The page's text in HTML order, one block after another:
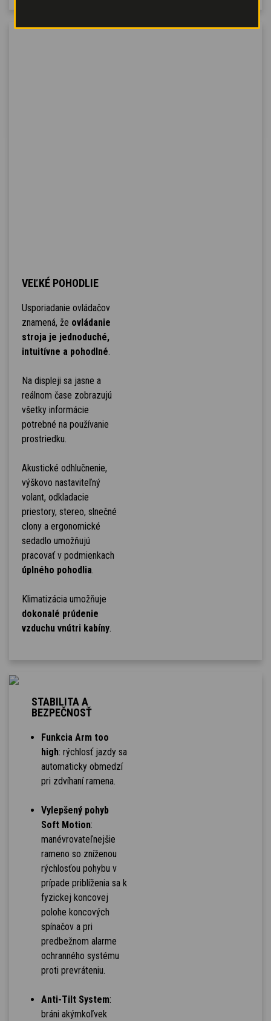
VEĽKÉ POHODLIE
Usporiadanie ovládačov
znamená, že ovládanie
stroja je jednoduché,
intuitívne a pohodlné.
Na displeji sa jasne a
reálnom čase zobrazujú
všetky informácie
potrebné na používanie
prostriedku.
Akustické odhlučnenie,
výškovo nastaviteľný
volant, odkladacie
priestory, stereo, slnečné
clony a ergonomické
sedadlo umožňujú
pracovať v podmienkach
úplného pohodlia.
Klimatizácia umožňuje
dokonalé prúdenie
vzduchu vnútri kabíny.
STABILITA A
BEZPEČNOSŤ
Funkcia Arm too
high: rýchlosť jazdy sa
automaticky obmedzí
pri zdvíhaní ramena.
Vylepšený pohyb
Soft Motion:
manévrovateľnejšie
rameno so zníženou
rýchlosťou pohybu v
prípade priblíženia sa k
fyzickej koncovej
polohe koncových
spínačov a pri
predbežnom alarme
ochranného systému
proti prevráteniu.
Anti-Tilt System:
bráni akýmkoľvek